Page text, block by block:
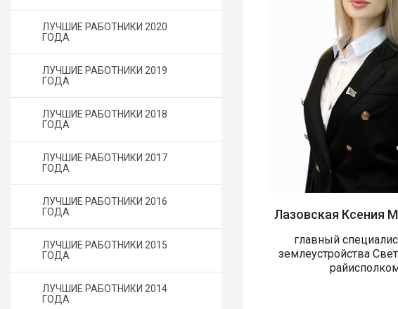
ЛУЧШИЕ РАБОТНИКИ 2020
ГОДА
ЛУЧШИЕ РАБОТНИКИ 2019
ГОДА
ЛУЧШИЕ РАБОТНИКИ 2018
ГОДА
ЛУЧШИЕ РАБОТНИКИ 2017
ГОДА
ЛУЧШИЕ РАБОТНИКИ 2016
ГОДА
ЛУЧШИЕ РАБОТНИКИ 2015
ГОДА
ЛУЧШИЕ РАБОТНИКИ 2014
ГОДА
Лазовская Ксения
главный
землеустройства